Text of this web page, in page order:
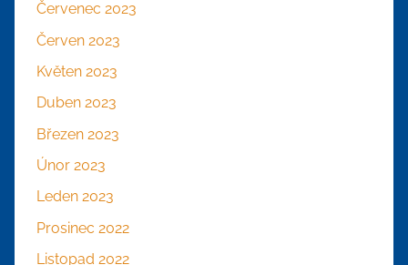
Červenec 2023
Červen 2023
Květen 2023
Duben 2023
Březen 2023
Únor 2023
Leden 2023
Prosinec 2022
Listopad 2022